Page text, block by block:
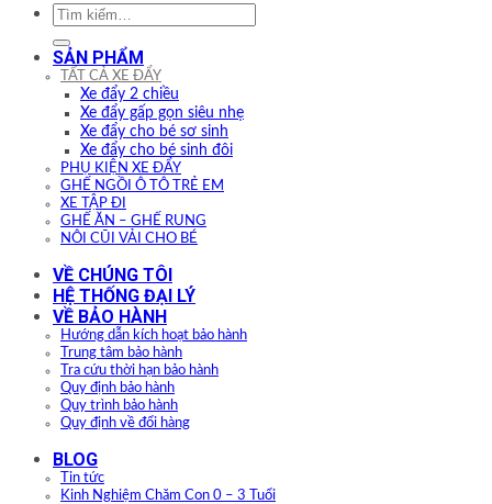
Tìm
kiếm:
SẢN PHẨM
TẤT CẢ XE ĐẨY
Xe đẩy 2 chiều
Xe đẩy gấp gọn siêu nhẹ
Xe đẩy cho bé sơ sinh
Xe đẩy cho bé sinh đôi
PHỤ KIỆN XE ĐẨY
GHẾ NGỒI Ô TÔ TRẺ EM
XE TẬP ĐI
GHẾ ĂN – GHẾ RUNG
NÔI CŨI VẢI CHO BÉ
VỀ CHÚNG TÔI
HỆ THỐNG ĐẠI LÝ
VỀ BẢO HÀNH
Hướng dẫn kích hoạt bảo hành
Trung tâm bảo hành
Tra cứu thời hạn bảo hành
Quy định bảo hành
Quy trình bảo hành
Quy định về đổi hàng
BLOG
Tin tức
Kinh Nghiệm Chăm Con 0 – 3 Tuổi